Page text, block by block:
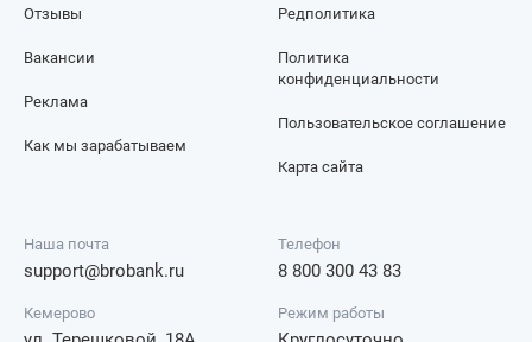
Отзывы Редполитика
Вакансии
Реклама
Как мы зарабатываем
Политика
конфиденциальности
Пользовательское соглашение
Карта сайта
Наша почта
support@brobank.ru
Телефон
8 800 300 43 83
Кемерово Режим работы